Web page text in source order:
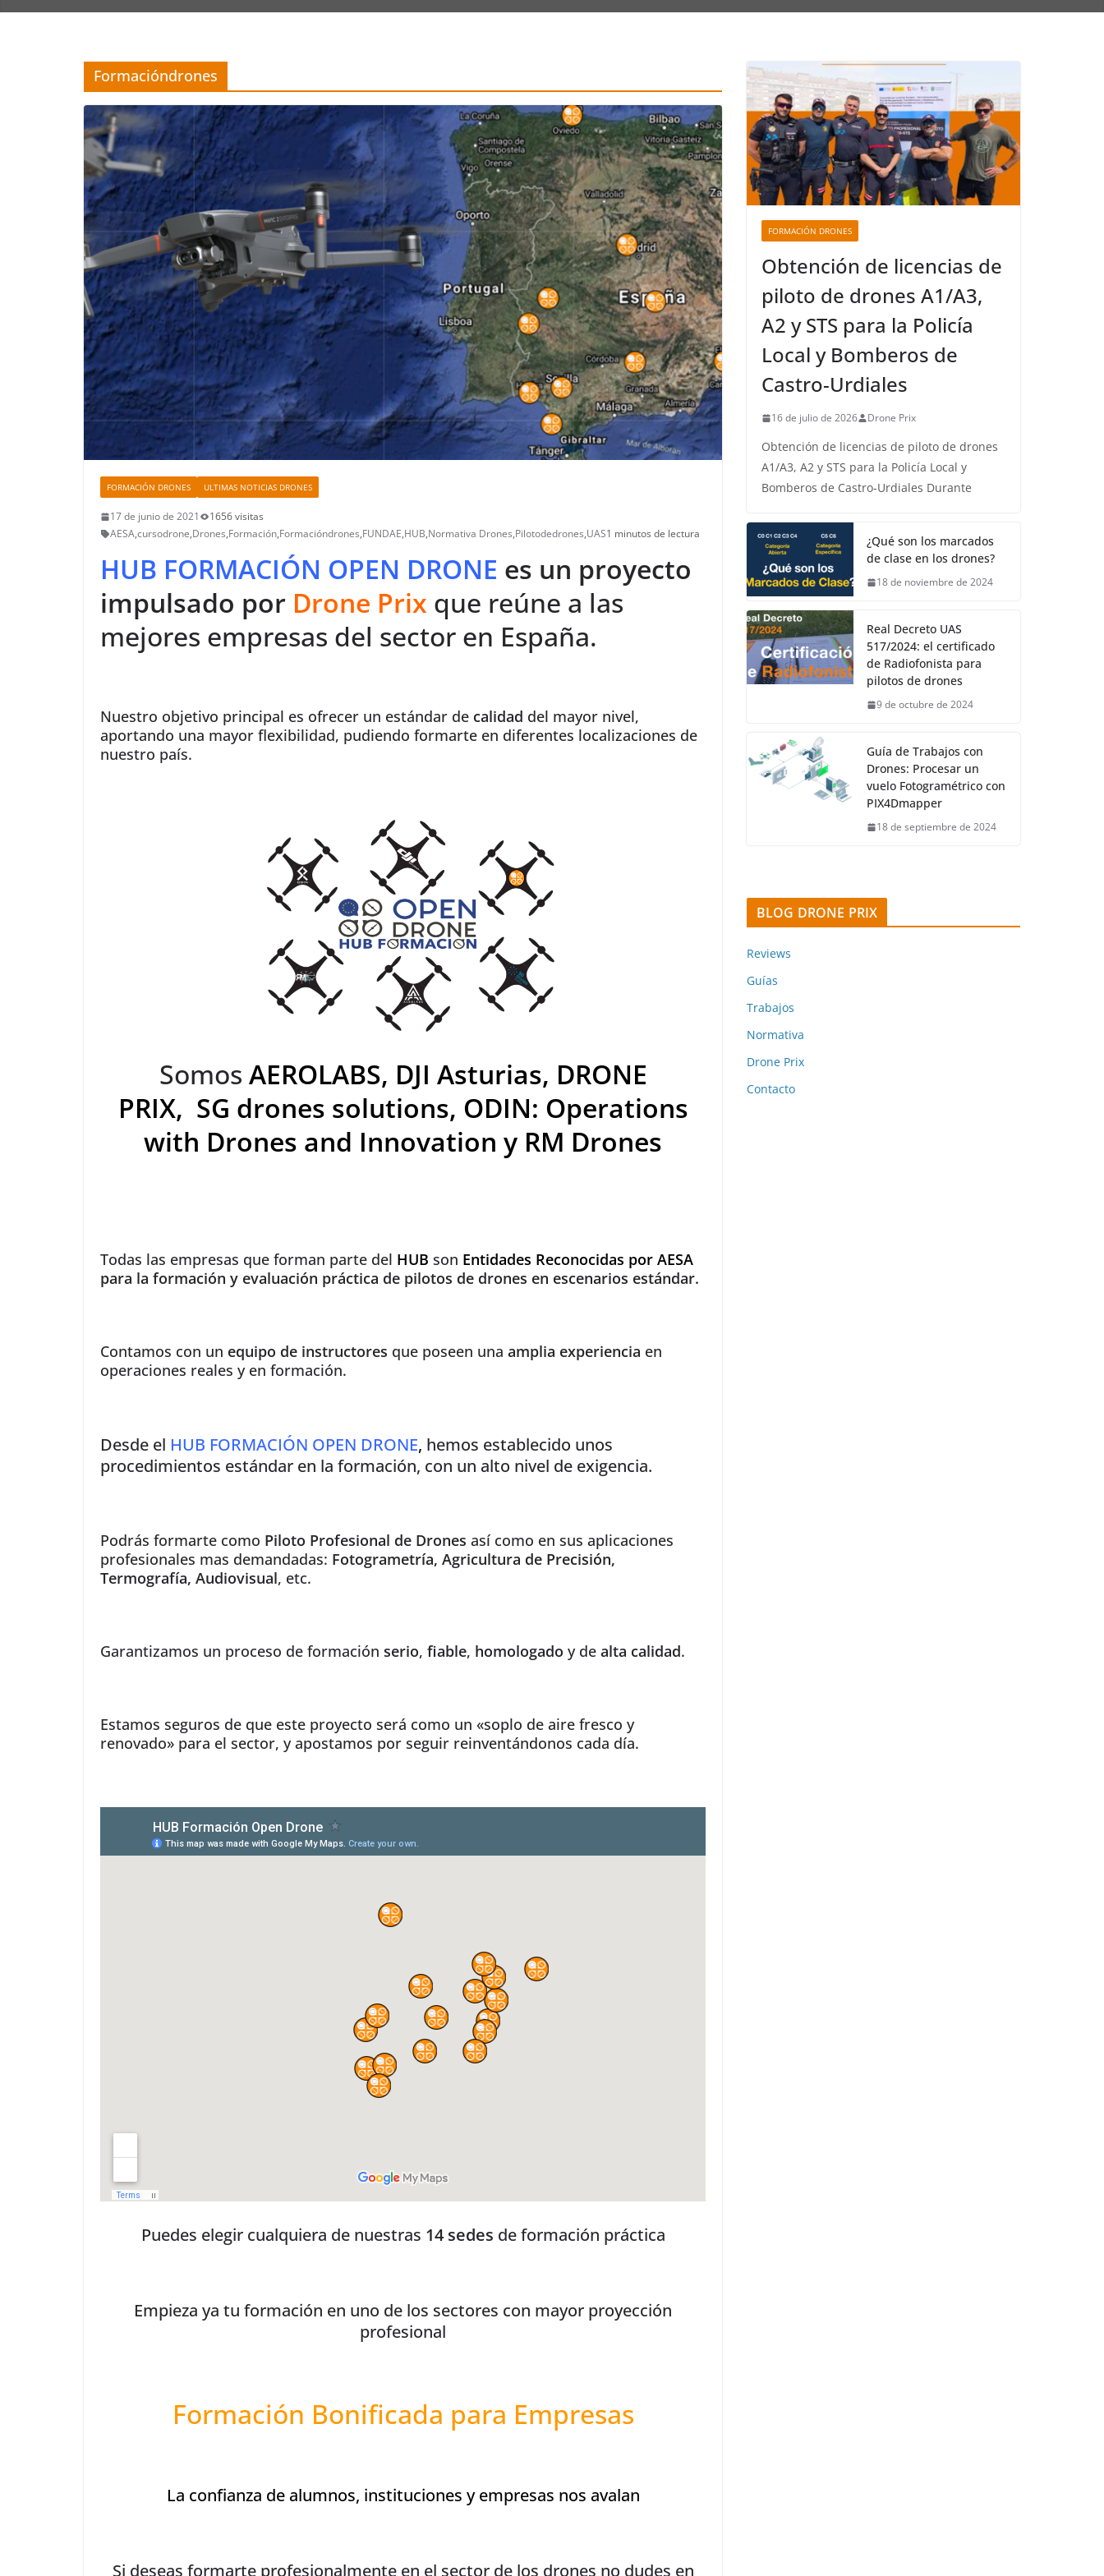
Formacióndrones
FORMACIÓN DRONES ULTIMAS NOTICIAS DRONES
17 de junio de 2021
1656 visitas
AESA,cursodrone,Drones,Formación,Formacióndrones,FUNDAE,HUB,Normativa Drones,Pilotodedrones,UAS1 minutos de lectura
HUB FORMACIÓN OPEN DRONE es un proyecto
impulsado por Drone Prix que reúne a las
mejores empresas del sector en España.
Nuestro objetivo principal es ofrecer un estándar de calidad del mayor nivel,
aportando una mayor flexibilidad, pudiendo formarte en diferentes localizaciones de
nuestro país.
Somos AEROLABS, DJI Asturias, DRONE
PRIX, SG drones solutions, ODIN: Operations
with Drones and Innovation y RM Drones
Todas las empresas que forman parte del HUB son Entidades Reconocidas por AESA
para la formación y evaluación práctica de pilotos de drones en escenarios estándar.
Contamos con un equipo de instructores que poseen una amplia experiencia en
operaciones reales y en formación.
Desde el HUB FORMACIÓN OPEN DRONE, hemos establecido unos
procedimientos estándar en la formación, con un alto nivel de exigencia.
Podrás formarte como Piloto Profesional de Drones así como en sus aplicaciones
profesionales mas demandadas: Fotogrametría, Agricultura de Precisión,
Termografía, Audiovisual, etc.
Garantizamos un proceso de formación serio, fiable, homologado y de alta calidad.
Estamos seguros de que este proyecto será como un «soplo de aire fresco y
renovado» para el sector, y apostamos por seguir reinventándonos cada día.
Puedes elegir cualquiera de nuestras 14 sedes de formación práctica
Empieza ya tu formación en uno de los sectores con mayor proyección
profesional
Formación Bonificada para Empresas
La confianza de alumnos, instituciones y empresas nos avalan
Si deseas formarte profesionalmente en el sector de los drones no dudes en
FORMACIÓN DRONES
Obtención de licencias de
piloto de drones A1/A3,
A2 y STS para la Policía
Local y Bomberos de
Castro-Urdiales
16 de julio de 2026 Drone Prix
Obtención de licencias de piloto de drones
A1/A3, A2 y STS para la Policía Local y
Bomberos de Castro-Urdiales Durante
¿Qué son los marcados
de clase en los drones?
18 de noviembre de 2024
Real Decreto UAS
517/2024: el certificado
de Radiofonista para
pilotos de drones
9 de octubre de 2024
Guía de Trabajos con
Drones: Procesar un
vuelo Fotogramétrico con
PIX4Dmapper
18 de septiembre de 2024
BLOG DRONE PRIX
Reviews
Guías
Trabajos
Normativa
Drone Prix
Contacto